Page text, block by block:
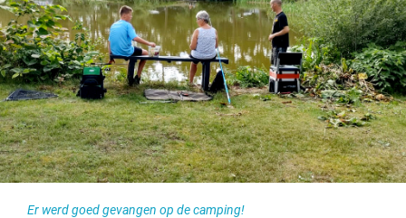
Er werd goed gevangen op de camping!